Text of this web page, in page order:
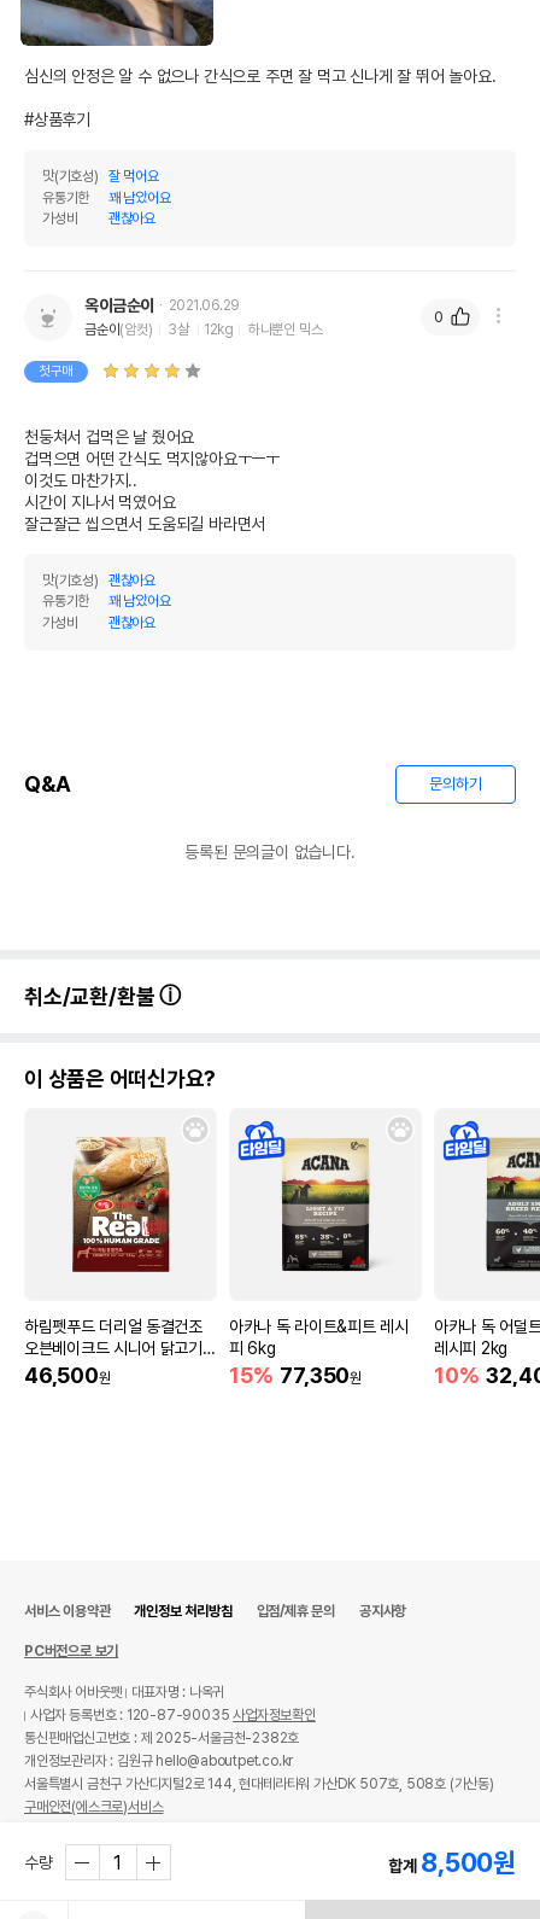
원료구성
세린,과당,젤라틴,보리맥아시럽,말토덱스트린,카
모마일추출물,라벤더추출물,제2인산칼슘,소금,
황산제일철,이산화티타늄,황산아연,착향료,나이
아신보충제,잔탄검,소르빈산칼륨,피로인산나트
포장상태
권장 연령 3개월 이상
* 브랜드사에서 제공한 정보로 모든 책임은 브랜드사에 있습니다.
품명 및 모델명 스마트본 카밍스틱 16개입
법에 의한 인증,허가 등을
받았음을 확인할수 있는
상세페이지 참조
제조국 또는 원산지
유통기한이 최소 2026.12.04이거나 그
유통기한을 따릅니다.
심신의 안정은 알 수 없으나 간식으로 주면 잘 먹고 신나게 잘 뛰어 놀아요.
#상품후기
맛(기호성)
잘 먹어요
유통기한
꽤 남았어요
가성비
괜찮아요
옥이금순이
2021.06.29
금순이(암컷) 3살 12kg 하나뿐인 믹스
첫구매
천둥쳐서 겁먹은 날 줬어요
겁먹으면 어떤 간식도 먹지않아요ㅜㅡㅜ
이것도 마찬가지..
시간이 지나서 먹였어요
맛(기호성)
괜찮아요
유통기한
꽤 남았어요
가성비
괜찮아요
0
Q&A 문의하기
등록된 문의글이 없습니다.
취소/교환/환불
이 상품은 어떠신가요?
하림펫푸드 더리얼 동결건조
오븐베이크드 시니어 닭고기 1.
6kg
46,500원
아카나 독 라이트&피트 레시
피 6kg
15% 77,350원
아카나 독 어덜
레시피 2kg
10%
수량 합계 8,500원
서비스 이용약관 개인정보 처리방침 입점/제휴 문의 공지사항
PC버전으로 보기
주식회사 어바웃펫
대표자명 : 나옥귀
사업자 등록번호 : 120-87-90035사업자정보확인
통신판매업신고번호 : 제 2025-서울금천-2382호
개인정보관리자 : 김원규 hello@aboutpet.co.kr
서울특별시 금천구 가산디지털2로 144, 현대테라타워 가산DK 507호, 508호 (가산동)
구매안전(에스크로)서비스